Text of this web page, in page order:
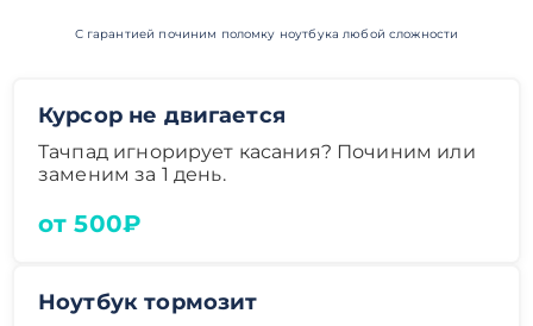
С гарантией починим поломку ноутбука любой сложности
Курсор не двигается
Тачпад игнорирует касания? Починим или
заменим за 1 день.
от 500₽
Ноутбук тормозит